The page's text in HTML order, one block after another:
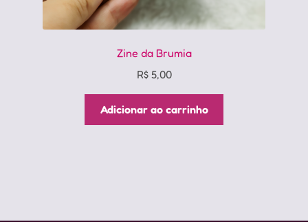
Zine da Brumia
R$5,00
Adicionar ao carrinho